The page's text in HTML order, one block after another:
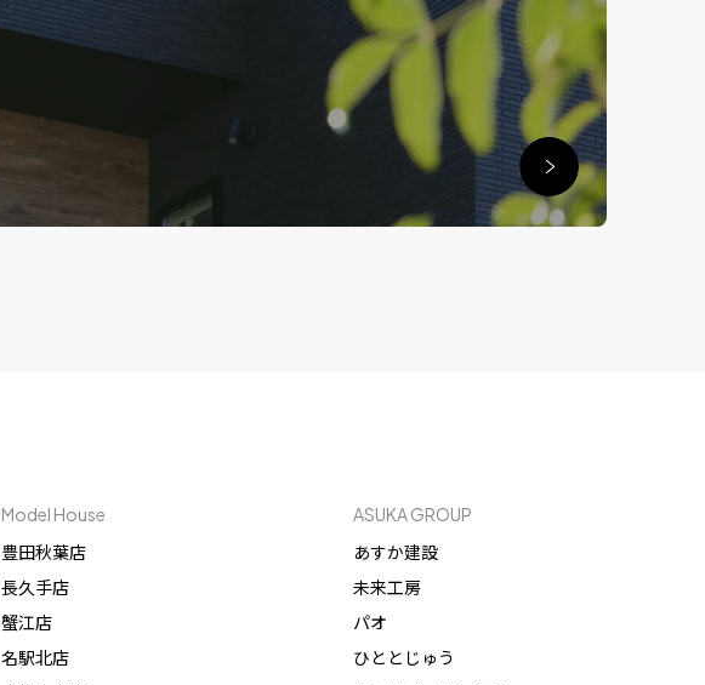
Model House
豊田秋葉店
長久手店
蟹江店
名駅北店
ASUKA GROUP
あすか建設
未来工房
パオ
ひととじゅう